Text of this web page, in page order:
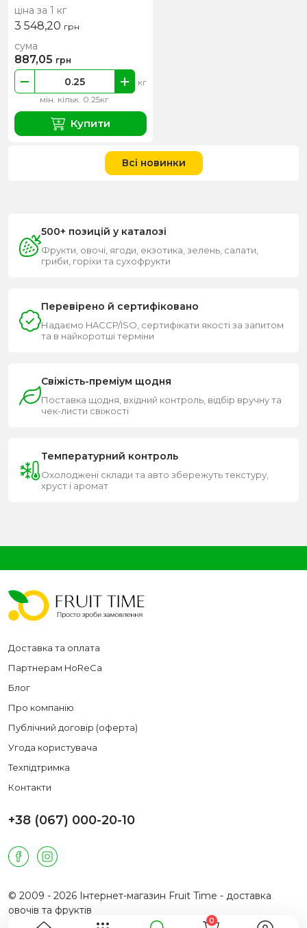
ціна за 1 кг
3 548,20 грн
мін. кільк. 0.25кг
кг
сума
887,05 грн
Купити
Всі новинки
500+ позицій у каталозі
Фрукти, овочі, ягоди, екзотика, зелень, салати,
гриби, горіхи та сухофрукти
Перевірено й сертифіковано
Надаємо HACCP/ISO, сертифікати якості за запитом
та в найкоротші терміни
Свіжість-преміум щодня
Поставка щодня, вхідний контроль, відбір вручну та
чек-листи свіжості
Температурний контроль
Охолоджені склади та авто збережуть текстуру,
хруст і аромат
Доставка та оплата
Партнерам HoReCa
Блог
Про компанію
Публічний договір (оферта)
Угода користувача
Техпідтримка
Контакти
+38 (067) 000-20-10
© 2009 - 2026 Інтернет-магазин Fruit Time - доставка
овочів та фруктів
0